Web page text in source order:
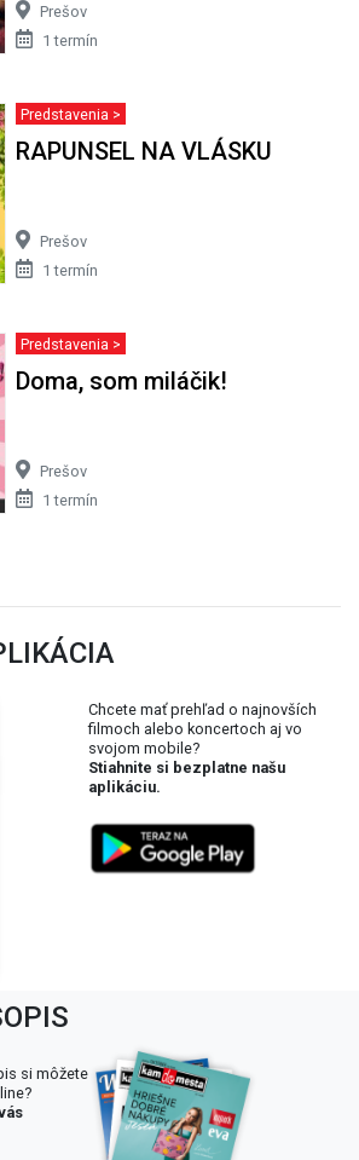
Prešov
1 termín
Predstavenia >
RAPUNSEL NA VLÁSKU
Prešov
1 termín
Predstavenia >
Doma, som miláčik!
Prešov
1 termín
Chcete mať prehľad o najnovších
filmoch alebo koncertoch aj vo
svojom mobile?
Stiahnite si bezplatne našu
aplikáciu.
si môžete